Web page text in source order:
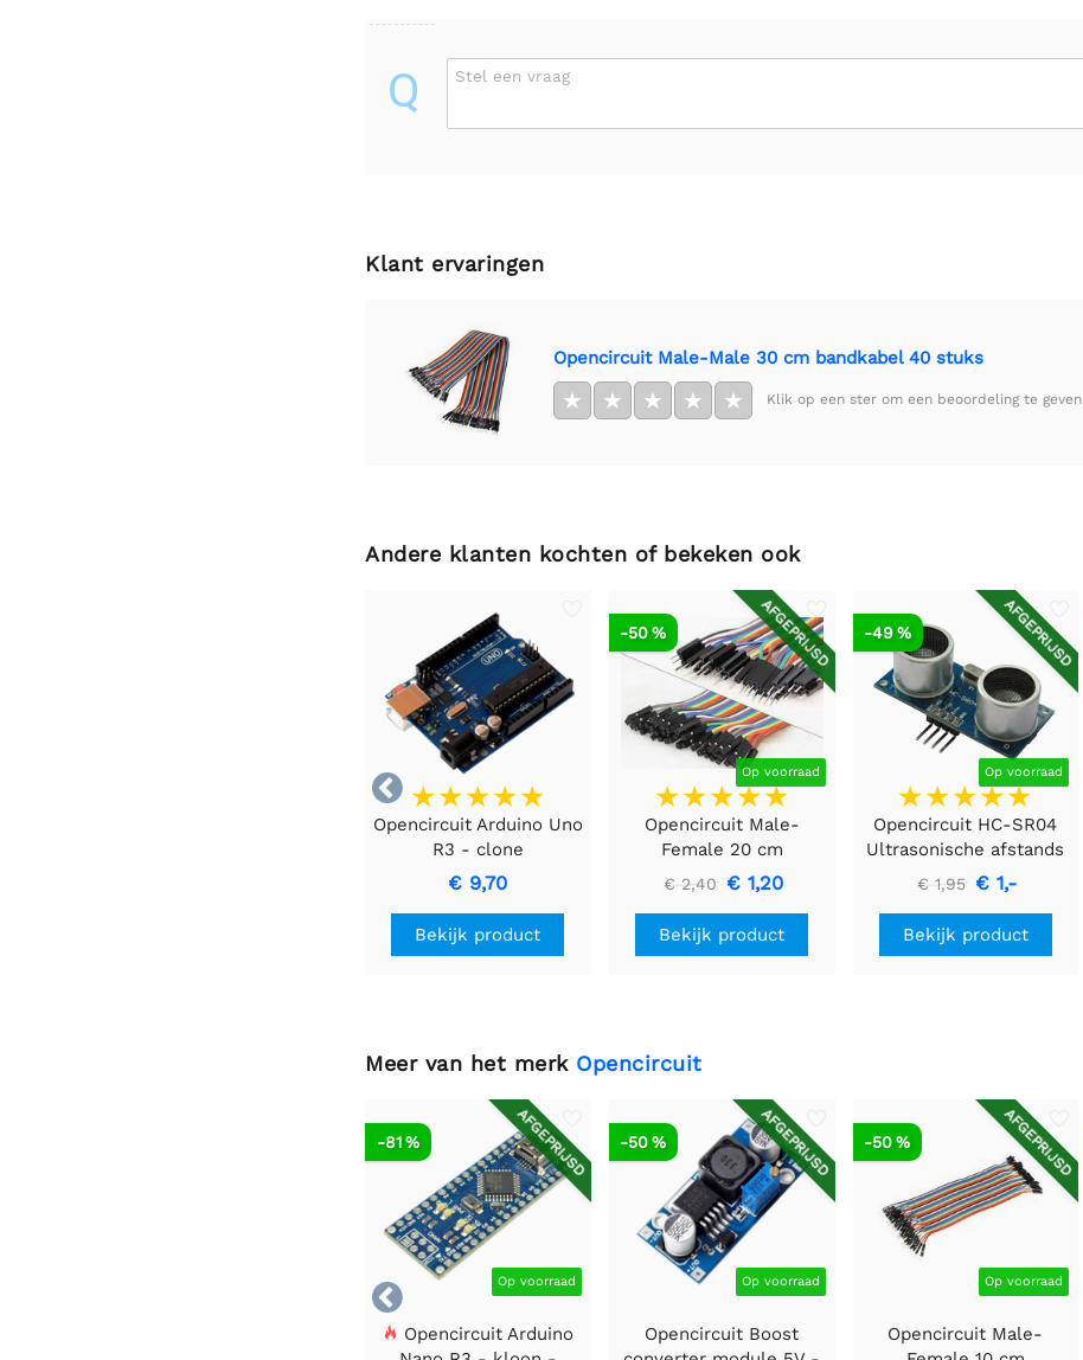
Q Stel een vraag
Klant ervaringen
Opencircuit Male-Male 30 cm bandkabel 40 stuks
★ ★ ★ ★ ★ Klik op een ster om een beoordeling te geven
Andere klanten kochten of bekeken ook

Opencircuit Arduino Uno
R3 - clone
€ 9,70
Bekijk product
AFGEPRIJSD
Op voorraad
-50 %
Opencircuit Male-
Female 20 cm
bandkabel 40 stuks
€ 2,40 € 1,20
Bekijk product
AFGEPRIJSD
Op voorraad
-49 %
Opencircuit HC-SR04
Ultrasonische afstands
detectie module
€ 1,95 € 1,-
Bekijk product
Meer van het merk Opencircuit

AFGEPRIJSD
Op voorraad
-81 %
Opencircuit Arduino
AFGEPRIJSD
Op voorraad
-50 %
Opencircuit Boost
AFGEPRIJSD
Op voorraad
-50 %
Opencircuit Male-